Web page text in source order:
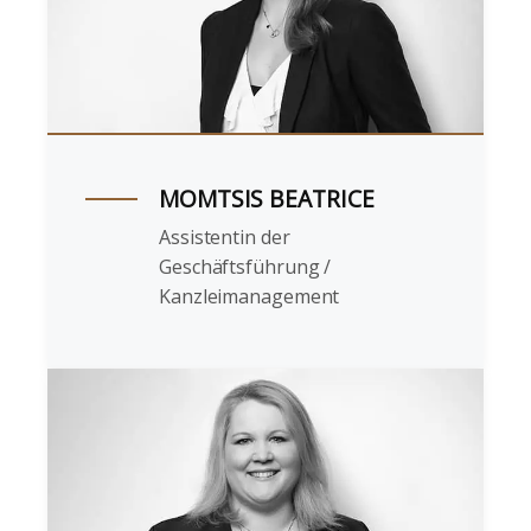
MOMTSIS BEATRICE
Assistentin der
Geschäftsführung /
Kanzleimanagement